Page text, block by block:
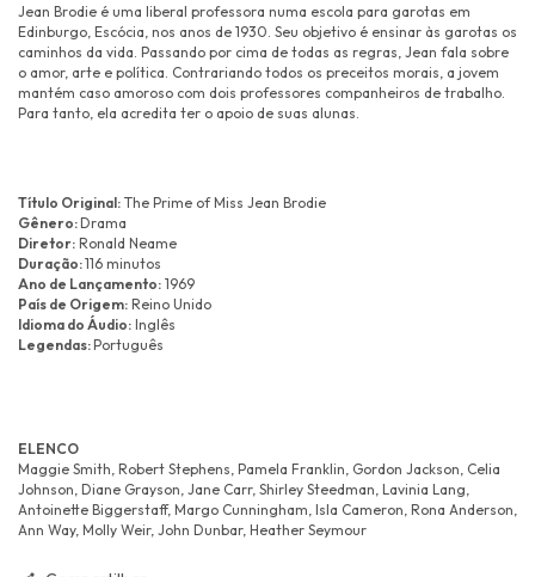
Jean Brodie é uma liberal professora numa escola para garotas em
Edinburgo, Escócia, nos anos de 1930. Seu objetivo é ensinar às garotas os
caminhos da vida. Passando por cima de todas as regras, Jean fala sobre
o amor, arte e política. Contrariando todos os preceitos morais, a jovem
mantém caso amoroso com dois professores companheiros de trabalho.
Para tanto, ela acredita ter o apoio de suas alunas.
Título Original: The Prime of Miss Jean Brodie
Gênero:Drama
Diretor: Ronald Neame
Duração:116 minutos
Ano de Lançamento: 1969
País de Origem: Reino Unido
Idioma do Áudio: Inglês
Legendas:Português
ELENCO
Maggie Smith, Robert Stephens, Pamela Franklin, Gordon Jackson, Celia
Johnson, Diane Grayson, Jane Carr, Shirley Steedman, Lavinia Lang,
Antoinette Biggerstaff, Margo Cunningham, Isla Cameron, Rona Anderson,
Ann Way, Molly Weir, John Dunbar, Heather Seymour